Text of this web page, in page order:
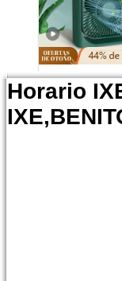
Horario